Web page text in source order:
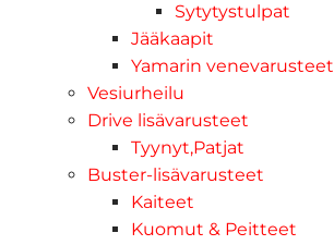
Sytytystulpat
Jääkaapit
Yamarin venevarusteet
Vesiurheilu
Drive lisävarusteet
Tyynyt,Patjat
Buster-lisävarusteet
Kaiteet
Kuomut & Peitteet